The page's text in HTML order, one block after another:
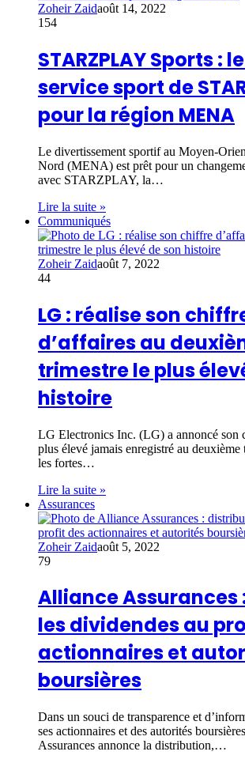
Zoheir Zaidaoût 14, 2022
154
STARZPLAY Sports :
service sport de
pour la région MENA
Le divertissement sportif au Moyen-
Nord (MENA) est prêt pour un
avec STARZPLAY, la…
Lire la suite »
Communiqués
Zoheir Zaidaoût 7, 2022
44
LG : réalise son
d’affaires au
trimestre le plus
histoire
LG Electronics Inc. (LG) a annoncé son
plus élevé jamais enregistré au deuxième
les fortes…
Lire la suite »
Assurances
Zoheir Zaidaoût 5, 2022
79
Alliance Assurances
les dividendes au
actionnaires et
boursières
Dans un souci de transparence et
ses actionnaires et des autorités
Assurances annonce la distribution,…